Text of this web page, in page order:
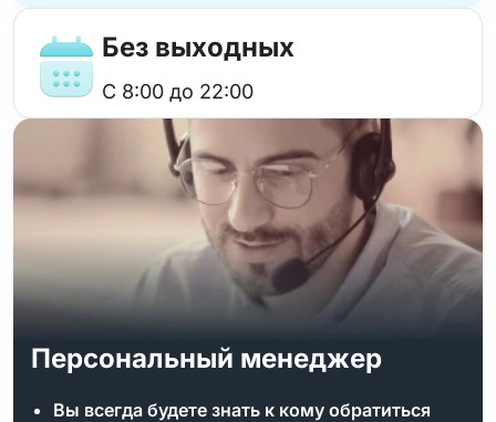
Без выходных
с 8:00 до 22:00
Персональный менеджер
Вы всегда будете знать к кому обратиться